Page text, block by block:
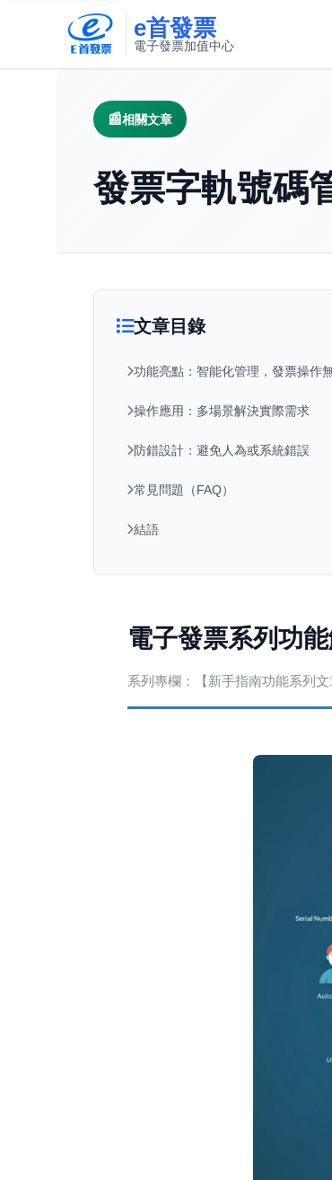
e首發票
電子發票加值中心
相關文章
發票字軌號碼
文章目錄
功能亮點：智能化管理，發票操作
操作應用：多場景解決實際需求
防錯設計：避免人為或系統錯誤
常見問題（FAQ）
結語
電子發票系列功
系列專欄：【新手指南功能系列